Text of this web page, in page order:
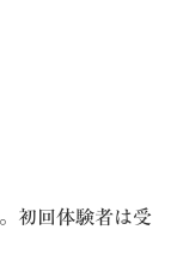
初回体験者は受